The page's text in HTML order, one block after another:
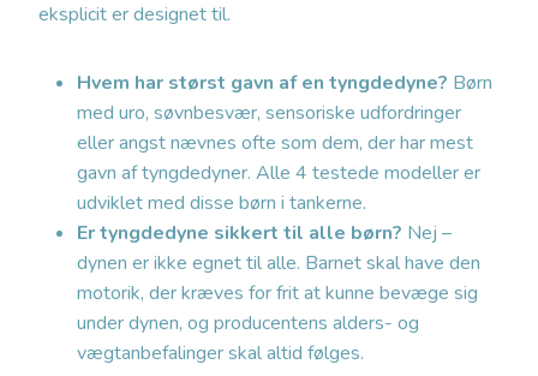
eksplicit er designet til.
Hvem har størst gavn af en tyngdedyne? Børn
med uro, søvnbesvær, sensoriske udfordringer
eller angst nævnes ofte som dem, der har mest
gavn af tyngdedyner. Alle 4 testede modeller er
udviklet med disse børn i tankerne.
Er tyngdedyne sikkert til alle børn? Nej –
dynen er ikke egnet til alle. Barnet skal have den
motorik, der kræves for frit at kunne bevæge sig
under dynen, og producentens alders- og
vægtanbefalinger skal altid følges.